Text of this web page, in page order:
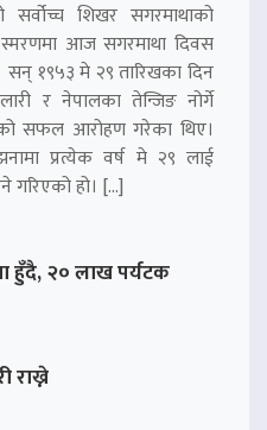
शिखर सगरमाथाको
आज सगरमाथा दिवस
सन् १९५३ मे २९ तारिखका दिन
र नेपालका तेन्जिङ नोर्गे
सफल आरोहण गरेका थिए।
प्रत्येक वर्ष मे २९ लाई
गरिएको हो। […]
हुँदै, २० लाख पर्यटक
राख्ने